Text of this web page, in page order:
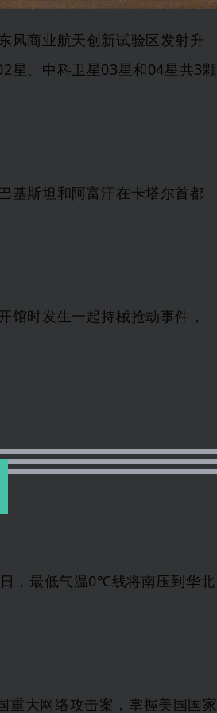
风商业航天创新试验区发射升
星、中科卫星03星和04星共3颗
基斯坦和阿富汗在卡塔尔首都
馆时发生一起持械抢劫事件，
，最低气温0℃线将南压到华北
重大网络攻击案，掌握美国国家